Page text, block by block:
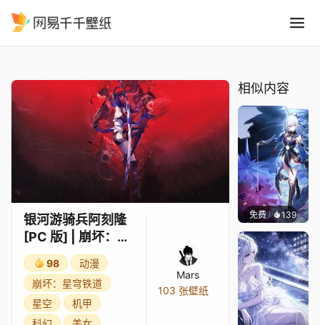
银河游骑兵阿刻隆
[PC 版] | 崩坏：星
穹铁道
98
动漫
崩坏：星穹铁道
星空
机甲
Mars
103 张壁纸
相似内容
免费 139John